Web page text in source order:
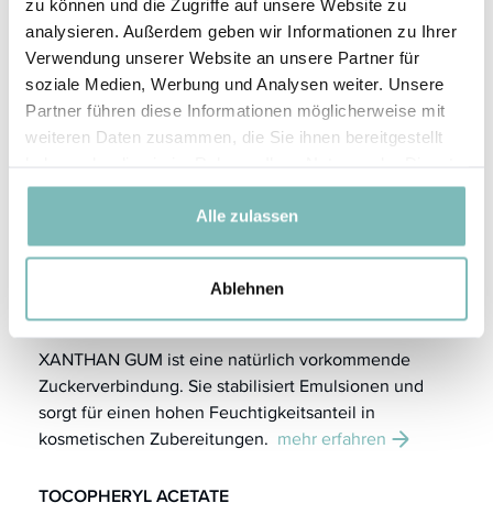
zu können und die Zugriffe auf unsere Website zu
analysieren. Außerdem geben wir Informationen zu Ihrer
Verwendung unserer Website an unsere Partner für
soziale Medien, Werbung und Analysen weiter. Unsere
Partner führen diese Informationen möglicherweise mit
weiteren Daten zusammen, die Sie ihnen bereitgestellt
gesammelt haben.
Alle zulassen
Ablehnen
Der Karitébaum oder Sheanussbaum wächst in den
Savannen Afrikas, die sich in einem Gürtel vom
Senegal bis Uganda quer durch den Kontinent ziehen.
mehr erfahren
Die Erbse (Pisum sativum) hat es in sich! Der Extrakt
der kleinen grünen Power-Kugel ist ein perfekter
Bodyguard für unsere Hautstruktur und verlässlicher
XANTHAN GUM
XANTHAN GUM ist eine natürlich vorkommende
Zuckerverbindung. Sie stabilisiert Emulsionen und
sorgt für einen hohen Feuchtigkeitsanteil in
kosmetischen Zubereitungen. mehr erfahren
TOCOPHERYL ACETATE